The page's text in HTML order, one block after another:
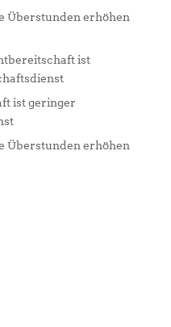
Überstunden erhöhen
ist
ist geringer
Überstunden erhöhen